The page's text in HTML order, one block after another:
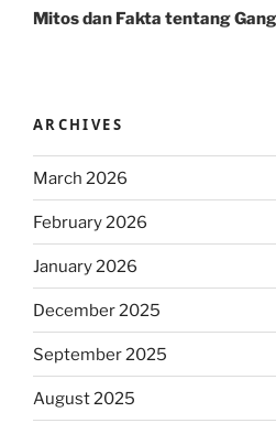
Post
Mitos dan Fakta tentang
ARCHIVES
March 2026
February 2026
January 2026
December 2025
September 2025
August 2025